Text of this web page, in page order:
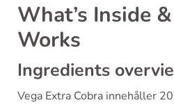
What’s Inside
Works
Ingredients
Vega Extra Cobra innehåller